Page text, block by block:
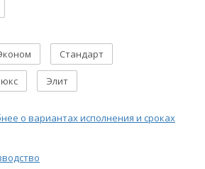
Стандарт
Элит
о вариантах исполнения и сроках